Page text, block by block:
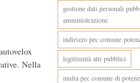
Nella
gestione dati personali
amministrazione
indirizzo pec comune
legittimità atti pubblici
multa pec comune di